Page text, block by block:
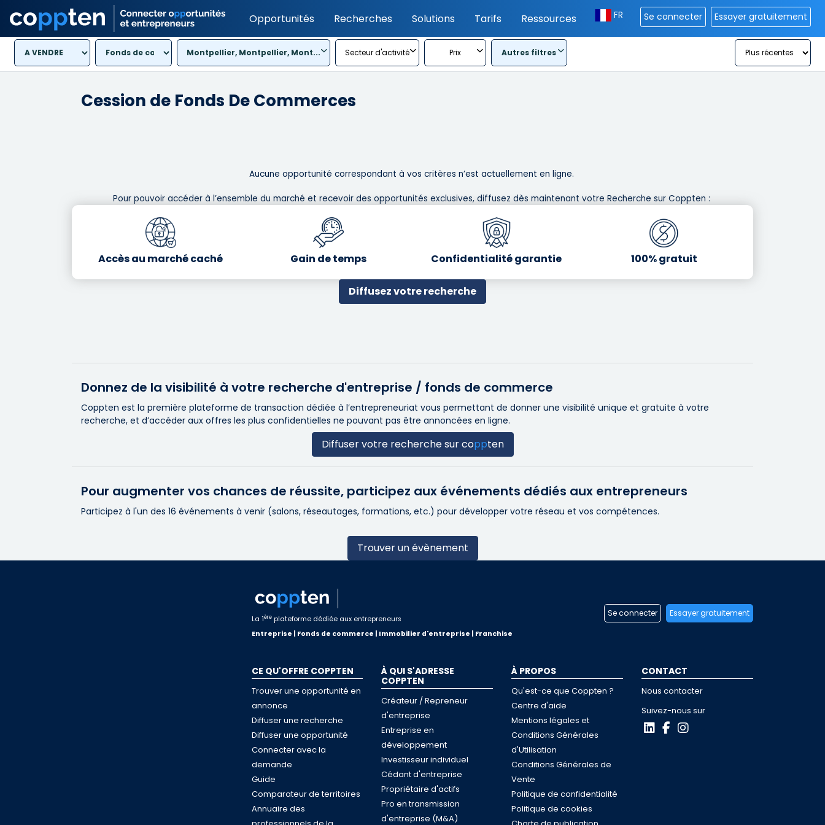
Opportunités Recherches Solutions Tarifs Ressources FR Se connecter Essayer gratuitement
Montpellier, Montpellier, Mont... Secteur d'activité Prix Autres filtres
Cession de Fonds De Commerces
Aucune opportunité correspondant à vos critères n’est actuellement en ligne. ​
Pour pouvoir accéder à l’ensemble du marché et recevoir des opportunités exclusives, diffusez dès maintenant votre Recherche sur Coppten : ​
Accès au marché caché Gain de temps Confidentialité garantie 100% gratuit
Diffusez votre recherche
Donnez de la visibilité à votre recherche d'entreprise / fonds de commerce
Coppten est la première plateforme de transaction dédiée à l’entrepreneuriat vous permettant de donner une visibilité unique et gratuite à votre
recherche, et d’accéder aux offres les plus confidentielles ne pouvant pas être annoncées en ligne.
Diffuser votre recherche surcoppten
Pour augmenter vos chances de réussite, participez aux événements dédiés aux entrepreneurs
Participez à l'un des 16 événements à venir (salons, réseautages, formations, etc.) pour développer votre réseau et vos compétences.
Trouver un évènement
La 1èreplateforme dédiée aux entrepreneurs
Entreprise | Fonds de commerce | Immobilier d'entreprise | Franchise
Se connecter Essayer gratuitement
CE QU'OFFRE COPPTEN
Trouver une opportunité en
annonce
Diffuser une recherche
Diffuser une opportunité
Connecter avec la
demande
Guide
Comparateur de territoires
Annuaire des
À QUI S'ADRESSE
COPPTEN
Créateur / Repreneur
d'entreprise
Entreprise en
développement
Investisseur individuel
Cédant d'entreprise
Propriétaire d'actifs
Pro en transmission
d'entreprise (M&A)
À PROPOS
Qu'est-ce que Coppten ?
Centre d'aide
Mentions légales et
Conditions Générales
d'Utilisation
Conditions Générales de
Vente
Politique de confidentialité
Politique de cookies
CONTACT
Nous contacter
Suivez-nous sur